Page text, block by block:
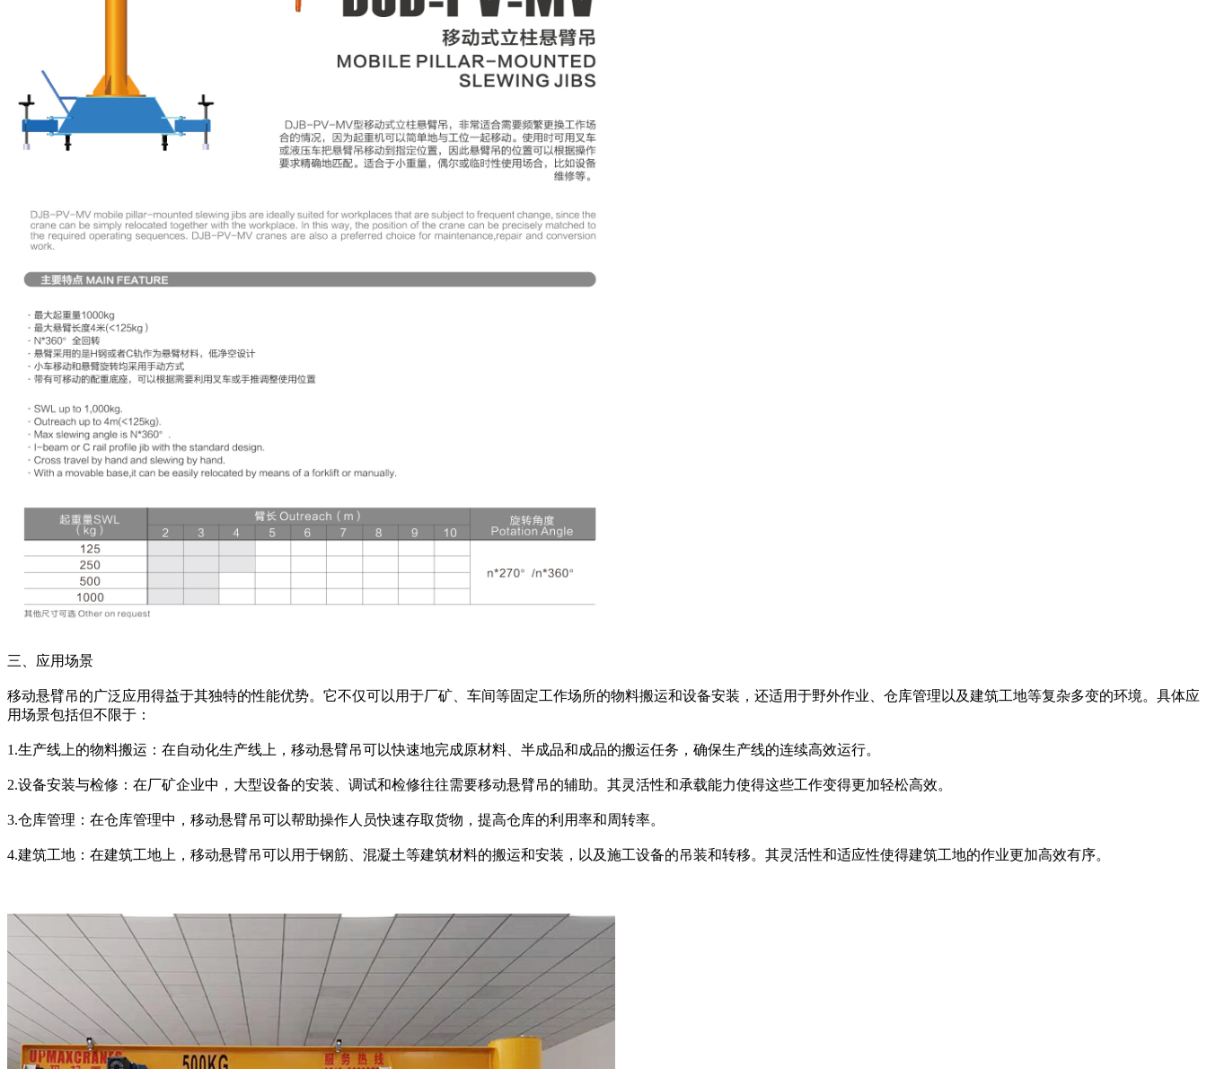
三、应用场景
移动悬臂吊的广泛应用得益于其独特的性能优势。它不仅可以用于厂矿、车间等固定工作场所的物料搬运和设备安装，还适用于野外作业、仓库管理以及建筑工地等复杂多变的环境。具体应
用场景包括但不限于：
1.生产线上的物料搬运：在自动化生产线上，移动悬臂吊可以快速地完成原材料、半成品和成品的搬运任务，确保生产线的连续高效运行。
2.设备安装与检修：在厂矿企业中，大型设备的安装、调试和检修往往需要移动悬臂吊的辅助。其灵活性和承载能力使得这些工作变得更加轻松高效。
3.仓库管理：在仓库管理中，移动悬臂吊可以帮助操作人员快速存取货物，提高仓库的利用率和周转率。
4.建筑工地：在建筑工地上，移动悬臂吊可以用于钢筋、混凝土等建筑材料的搬运和安装，以及施工设备的吊装和转移。其灵活性和适应性使得建筑工地的作业更加高效有序。